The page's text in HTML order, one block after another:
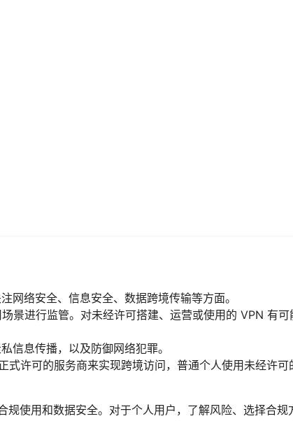
网络安全、信息安全、数据跨境传输等方面。
景进行监管。对未经许可搭建、运营或使用的 VPN 有可
信息传播，以及防御网络犯罪。
式许可的服务商来实现跨境访问，普通个人使用未经许可
规使用和数据安全。对于个人用户，了解风险、选择合规